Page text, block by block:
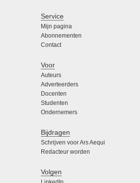
Service
Mijn pagina
Abonnementen
Contact
Voor
Auteurs
Adverteerders
Docenten
Studenten
Ondernemers
Bijdragen
Schrijven voor Ars Aequi
Redacteur worden
Volgen